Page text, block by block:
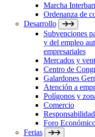
Marcha
Ordenanza de
Desarrollo
Subvenciones
y del empleo
empresariales
Mercados y
Centro de
Galardones
Atención a
Polígonos y
Comercio
Foro
Ferias